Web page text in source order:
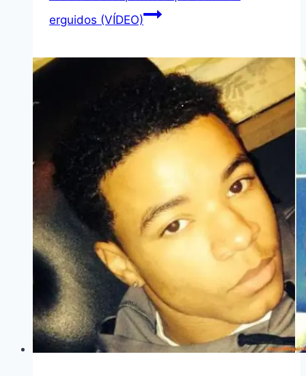
erguidos (VÍDEO)